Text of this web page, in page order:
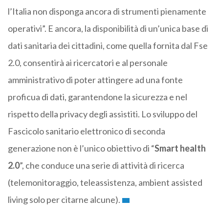
l’Italia non disponga ancora di strumenti pienamente
operativi”. E ancora, la disponibilità di un’unica base di
dati sanitaria dei cittadini, come quella fornita dal Fse
2.0, consentirà ai ricercatori e al personale
amministrativo di poter attingere ad una fonte
proficua di dati, garantendone la sicurezza e nel
rispetto della privacy degli assistiti. Lo sviluppo del
Fascicolo sanitario elettronico di seconda
generazione non è l’unico obiettivo di “Smart health
2.0”, che conduce una serie di attività di ricerca
(telemonitoraggio, teleassistenza, ambient assisted
living solo per citarne alcune).